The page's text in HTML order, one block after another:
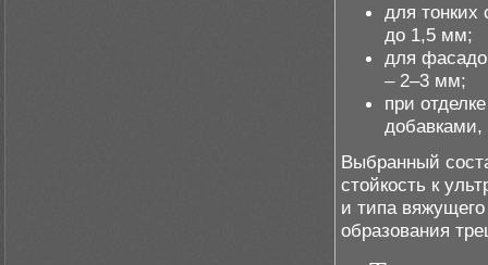
для тонких
до 1,5 мм;
для
– 2–3 мм;
при
добавками,
Выбранный
стойкость к
и типа
образования